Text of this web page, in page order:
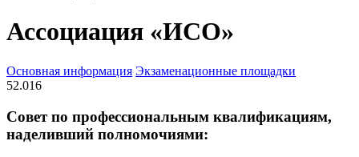
Ассоциация «ИСО»
Основная информация Экзаменационные площадки
52.016
Совет по профессиональным квалификациям,
наделивший полномочиями: